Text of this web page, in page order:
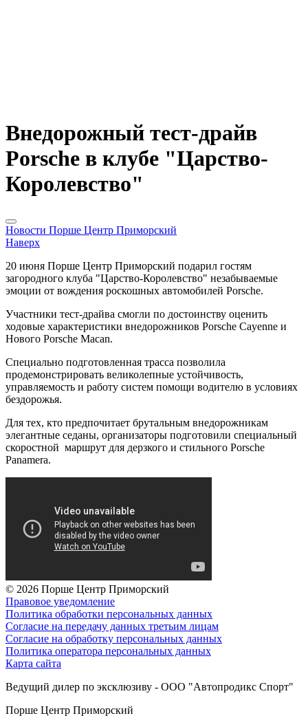
Внедорожный тест-драйв
Porsche в клубе "Царство-
Королевство"
Новости Порше Центр Приморский
Наверх
20 июня Порше Центр Приморский подарил гостям
загородного клуба "Царство-Королевство" незабываемые
эмоции от вождения роскошных автомобилей Porsche.
Участники тест-драйва смогли по достоинству оценить
ходовые характеристики внедорожников Porsche Cayenne и
Нового Porsche Macan.
Специально подготовленная трасса позволила
продемонстрировать великолепные устойчивость,
управляемость и работу систем помощи водителю в условиях
бездорожья.
Для тех, кто предпочитает брутальным внедорожникам
элегантные седаны, организаторы подготовили специальный
скоростной маршрут для дерзкого и стильного Porsche
Panamera.
© 2026 Порше Центр Приморский
Правовое уведомление
Политика обработки персональных данных
Согласие на передачу данных третьим лицам
Согласие на обработку персональных данных
Политика оператора персональных данных
Карта сайта
Ведущий дилер по эксклюзиву - ООО "Автопродикс Спорт"
Порше Центр Приморский